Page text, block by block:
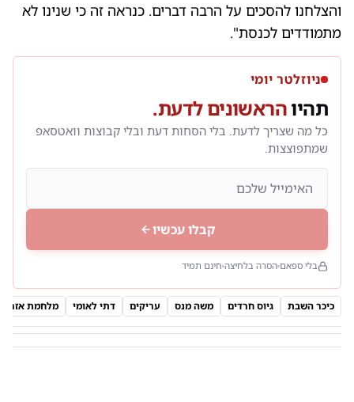
והצלחנו להסכים על הרבה דברים. כנראה זה כי שנינו לא
מתמודדים לכנסת".
ניוזלטר יומי
תהיוהראשונים לדעת.
כל מה שצריך לדעת. בלי הסחות דעת ובלי קבוצות וואטסאפ
שמתפוצצות.
קבלו עכשיו
בלי ספאם הסרה בלחיצה חינם תמיד
כיכר השבת גיוס חרדים משה מנס עריקים דתי לאומי מלחמת